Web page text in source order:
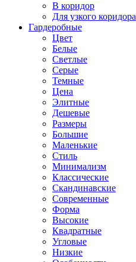
В коридор
Для узкого коридора
Гардеробные
Цвет
Белые
Светлые
Серые
Темные
Цена
Элитные
Дешевые
Размеры
Большие
Маленькие
Стиль
Минимализм
Классические
Скандинавские
Современные
Форма
Высокие
Квадратные
Угловые
Низкие